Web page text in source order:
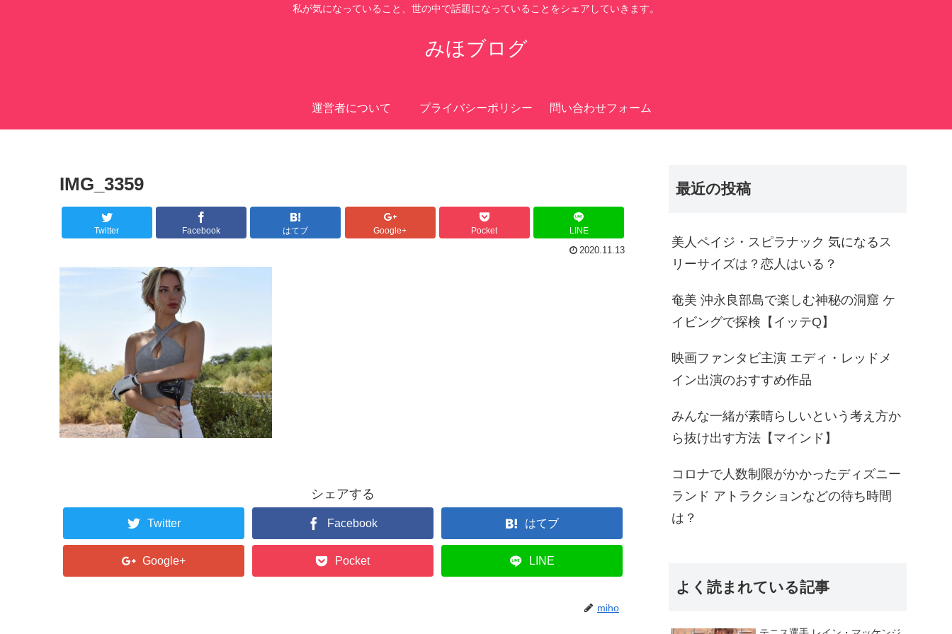
私が気になっていること、世の中で話題になっていることをシェアしていきます。
みほブログ
運営者について プライバシーポリシー 問い合わせフォーム
IMG_3359
Twitter Facebook はてブ Google+ Pocket LINE
2020.11.13
シェアする
Twitter Facebook はてブ
Google+ Pocket LINE
miho
最近の投稿
美人ペイジ・スピラナック 気になるス
リーサイズは？恋人はいる？
奄美 沖永良部島で楽しむ神秘の洞窟 ケ
イビングで探検【イッテQ】
映画ファンタビ主演 エディ・レッドメ
イン出演のおすすめ作品
みんな一緒が素晴らしいという考え方か
ら抜け出す方法【マインド】
コロナで人数制限がかかったディズニー
ランド アトラクションなどの待ち時間
は？
よく読まれている記事